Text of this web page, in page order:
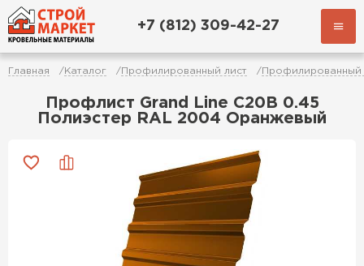
+7 (812) 309-42-27
Главная Каталог Профилированный лист Профилированный
Профлист Grand Line C20В 0.45
Полиэстер RAL 2004 Оранжевый